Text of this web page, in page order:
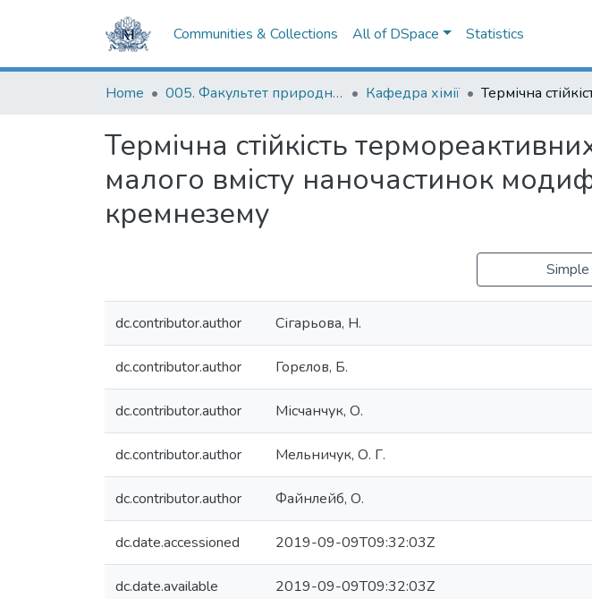
Communities & Collections All of DSpace Statistics
Home 005. Факультет природничих наук Кафедра хімії
Термічна стійкість
малого вмісту наночастинок
кремнезему
dc.contributor.author Сігарьова, Н.
dc.contributor.author Горєлов, Б.
dc.contributor.author Місчанчук, О.
dc.contributor.author Мельничук, О. Г.
dc.contributor.author Файнлейб, О.
dc.date.accessioned 2019-09-09T09:32:03Z
dc.date.available 2019-09-09T09:32:03Z